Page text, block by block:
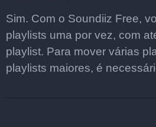
Sim. Com o Soundiiz Free,
playlists uma por vez, com
playlist. Para mover várias
playlists maiores, é